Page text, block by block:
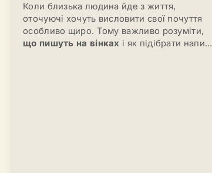
Коли близька людина йде з життя,
оточуючі хочуть висловити свої почуття
особливо щиро. Тому важливо розуміти,
що пишуть на вінках і як підібрати напис,